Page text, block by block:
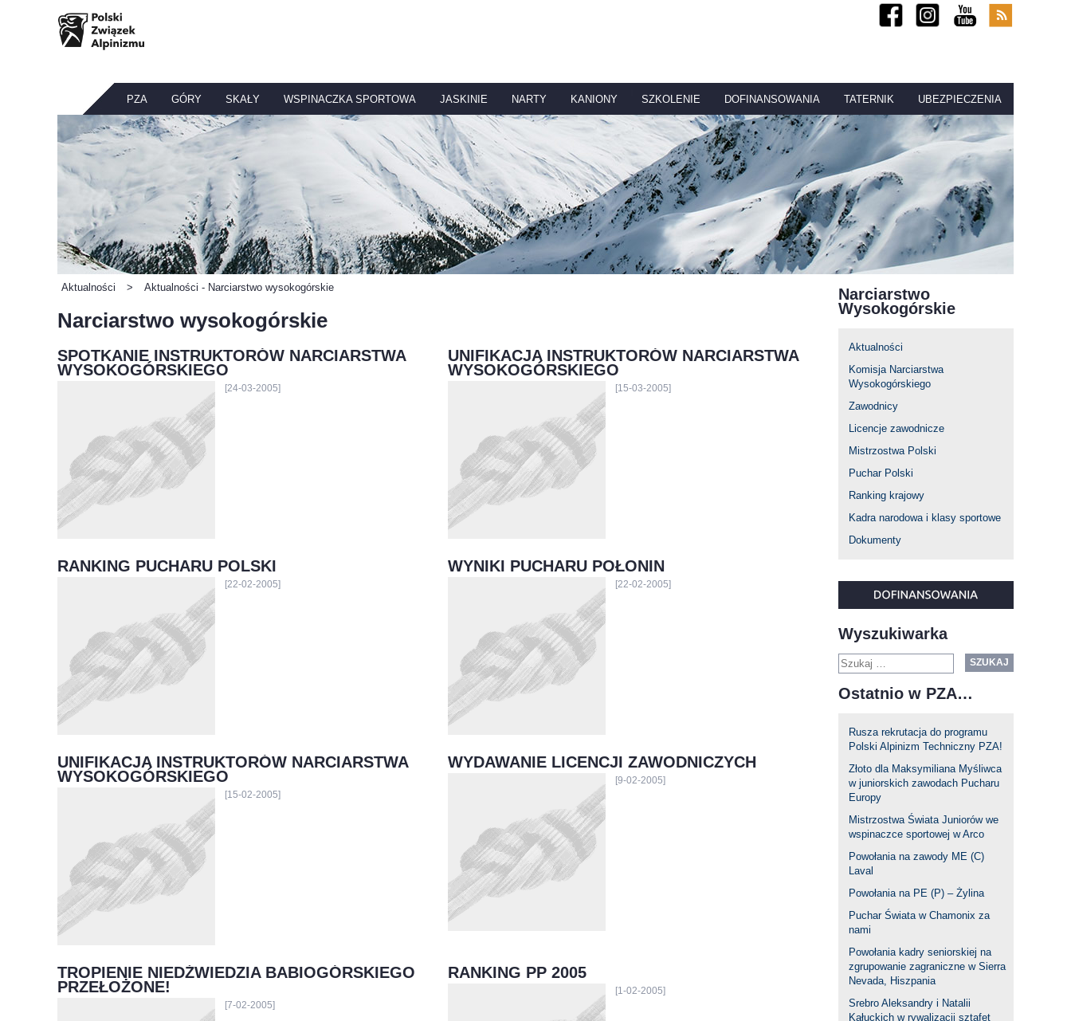
PZA GÓRY SKAŁY WSPINACZKA SPORTOWA JASKINIE NARTY KANIONY SZKOLENIE DOFINANSOWANIA TATERNIK UBEZPIECZENIA
Narciarstwo
Wysokogórskie
Aktualności
Komisja Narciarstwa
Wysokogórskiego
Zawodnicy
Licencje zawodnicze
Mistrzostwa Polski
Puchar Polski
Ranking krajowy
Kadra narodowa i klasy sportowe
Dokumenty
Wyszukiwarka
SZUKAJ
Ostatnio w PZA…
Rusza rekrutacja do programu
Polski Alpinizm Techniczny PZA!
Złoto dla Maksymiliana Myśliwca
w juniorskich zawodach Pucharu
Europy
Mistrzostwa Świata Juniorów we
wspinaczce sportowej w Arco
Powołania na zawody ME (C)
Laval
Powołania na PE (P) – Żylina
Puchar Świata w Chamonix za
nami
Powołania kadry seniorskiej na
zgrupowanie zagraniczne w Sierra
Nevada, Hiszpania
Srebro Aleksandry i Natalii
Kałuckich w rywalizacji sztafet
Aktualności > Aktualności - Narciarstwo wysokogórskie
Narciarstwo wysokogórskie
SPOTKANIE INSTRUKTORÓW NARCIARSTWA
WYSOKOGÓRSKIEGO
[24-03-2005]
UNIFIKACJA INSTRUKTORÓW NARCIARSTWA
WYSOKOGÓRSKIEGO
[15-03-2005]
RANKING PUCHARU POLSKI
[22-02-2005]
WYNIKI PUCHARU POŁONIN
[22-02-2005]
UNIFIKACJA INSTRUKTORÓW NARCIARSTWA
WYSOKOGÓRSKIEGO
[15-02-2005]
WYDAWANIE LICENCJI ZAWODNICZYCH
[9-02-2005]
TROPIENIE NIEDŹWIEDZIA BABIOGÓRSKIEGO
PRZEŁOŻONE!
[7-02-2005]
RANKING PP 2005
[1-02-2005]